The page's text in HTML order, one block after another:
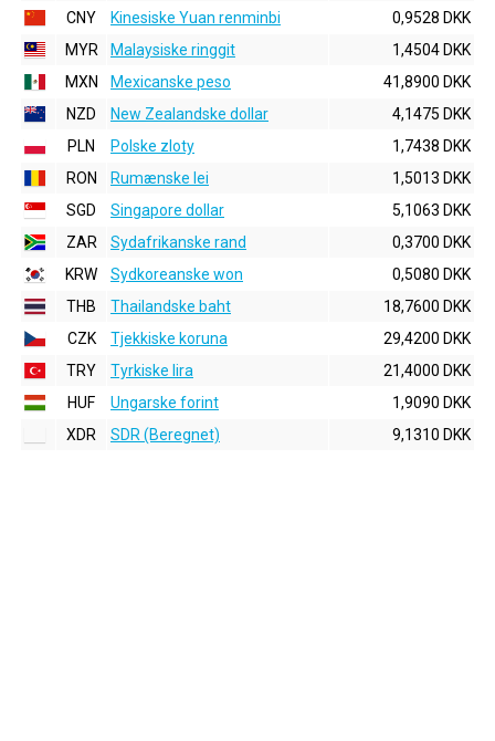
CNY
Kinesiske Yuan renminbi
0,9528 DKK
MYR
Malaysiske ringgit
1,4504 DKK
MXN
Mexicanske peso
41,8900 DKK
NZD
New Zealandske dollar
4,1475 DKK
PLN
Polske zloty
1,7438 DKK
RON
Rumænske lei
1,5013 DKK
SGD
Singapore dollar
5,1063 DKK
ZAR
Sydafrikanske rand
0,3700 DKK
KRW
Sydkoreanske won
0,5080 DKK
THB
Thailandske baht
18,7600 DKK
CZK
Tjekkiske koruna
29,4200 DKK
TRY
Tyrkiske lira
21,4000 DKK
HUF
Ungarske forint
1,9090 DKK
XDR
SDR (Beregnet) 9,1310 DKK